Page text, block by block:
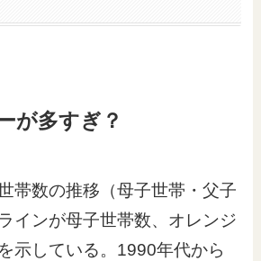
が多すぎ？
帯数の推移（母子世帯・父子
インが母子世帯数、オレンジ
示している。1990年代から